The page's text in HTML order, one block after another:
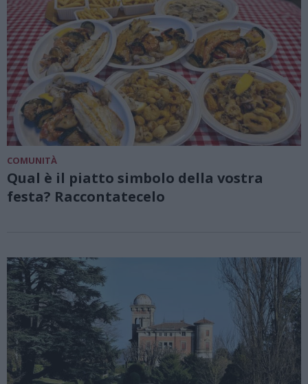
COMUNITÀ
Qual è il piatto simbolo della vostra
festa? Raccontatecelo